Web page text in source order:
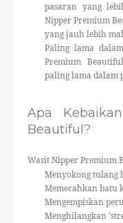
pasaran yang
Nipper Premium
yang jauh lebih
Paling lama
Premium
paling lama dalam
Apa
Beautiful?
Wasit Nipper Premium
Menyokong tulang
Memecahkan batu
Mengempiskan
Menghilangkan